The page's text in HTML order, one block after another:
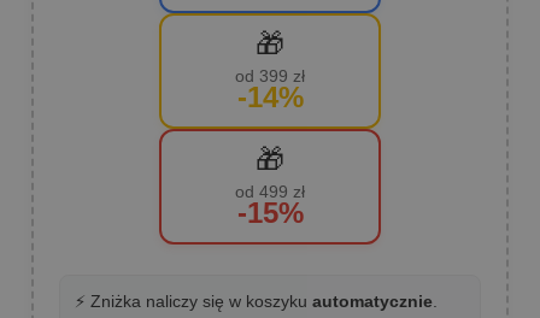
🎁
od 399 zł
-14%
🎁
od 499 zł
-15%
⚡ Zniżka naliczy się w koszyku automatycznie